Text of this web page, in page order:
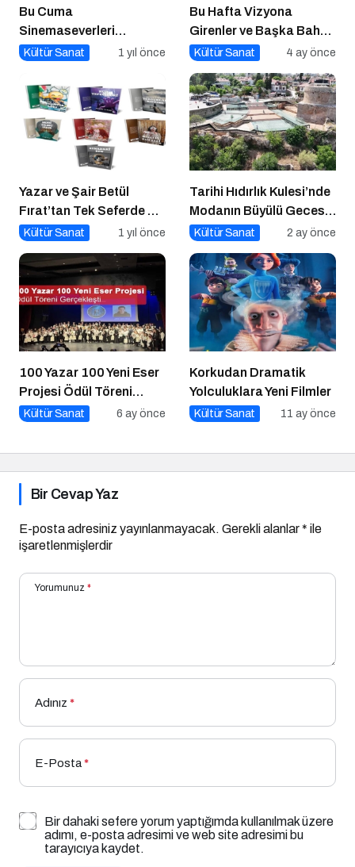
Bu Cuma
Sinemaseverleri
Bekleyen Yepyeni Filmler!
Kültür Sanat 1 yıl önce
Bu Hafta Vizyona
Girenler ve Başka Bahar
Festivali!
Kültür Sanat 4 ay önce
Yazar ve Şair Betül
Fırat’tan Tek Seferde 7
Kitap Müjdesi
Kültür Sanat 1 yıl önce
Tarihi Hıdırlık Kulesi’nde
Modanın Büyülü Gecesi:
Cihan Nacar Defilesi
Kültür Sanat 2 ay önce
100 Yazar 100 Yeni Eser
Projesi Ödül Töreni
Gerçekleşti
Kültür Sanat 6 ay önce
Korkudan Dramatik
Yolculuklara Yeni Filmler
Kültür Sanat 11 ay önce
Bir Cevap Yaz
E-posta adresiniz yayınlanmayacak. Gerekli alanlar* ile
işaretlenmişlerdir
Yorumunuz *
Adınız *
E-Posta*
Bir dahaki sefere yorum yaptığımda kullanılmak üzere
adımı, e-posta adresimi ve web site adresimi bu
tarayıcıya kaydet.